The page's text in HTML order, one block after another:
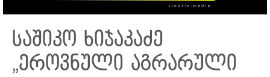
საშიკო ხიჯაკაძე
„ეროვნული აგრარული